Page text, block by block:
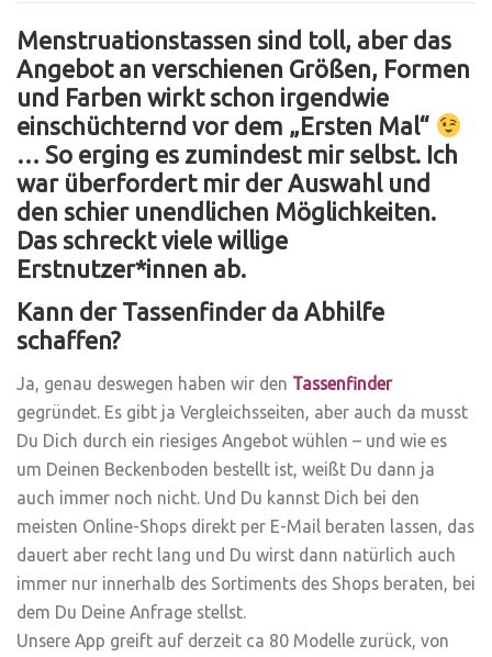
Menstruationstassen sind toll, aber das
Angebot an verschienen Größen, Formen
und Farben wirkt schon irgendwie
einschüchternd vor dem „Ersten Mal“
… So erging es zumindest mir selbst. Ich
war überfordert mir der Auswahl und
den schier unendlichen Möglichkeiten.
Das schreckt viele willige
Erstnutzer*innen ab.
Kann der Tassenfinder da Abhilfe
schaffen?
Ja, genau deswegen haben wir den Tassenfinder
gegründet. Es gibt ja Vergleichsseiten, aber auch da musst
Du Dich durch ein riesiges Angebot wühlen – und wie es
um Deinen Beckenboden bestellt ist, weißt Du dann ja
auch immer noch nicht. Und Du kannst Dich bei den
meisten Online-Shops direkt per E-Mail beraten lassen, das
dauert aber recht lang und Du wirst dann natürlich auch
immer nur innerhalb des Sortiments des Shops beraten, bei
dem Du Deine Anfrage stellst.
Unsere App greift auf derzeit ca 80 Modelle zurück, von